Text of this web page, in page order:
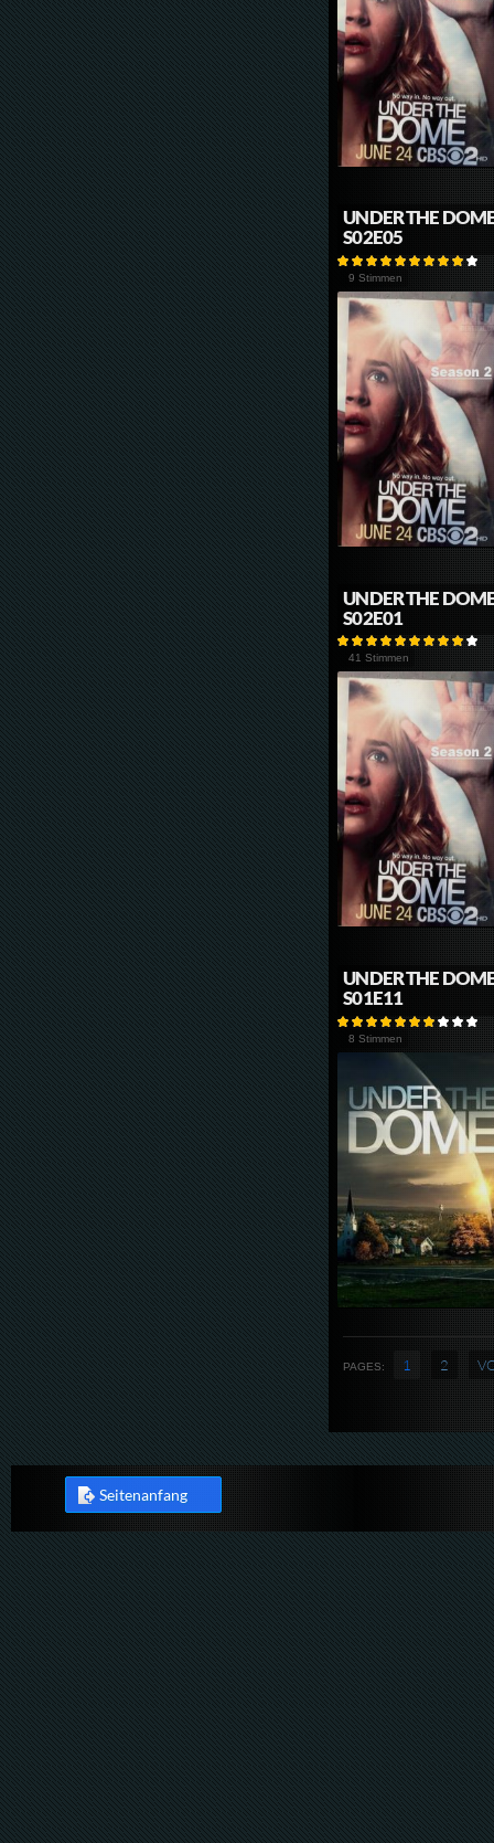
UNDER THE
S02E05
9 Stimmen
UNDER THE
S02E01
41 Stimmen
UNDER THE
S01E11
8 Stimmen
PAGES: 1 2
Seitenanfang